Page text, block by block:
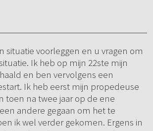
situatie voorleggen en u vragen om
Ik heb op mijn 22ste mijn
en ben vervolgens een
Ik heb eerst mijn propedeuse
toen na twee jaar op de ene
andere gegaan om het te
ik wel verder gekomen. Ergens in